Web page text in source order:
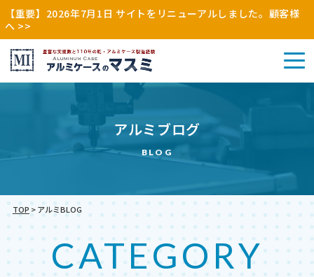
【重要】2026年7月1日 サイトをリニューアルしました。顧客様
へ >>
アル
ミケ
ース
（特
注）
その
（木
枠・
アルミブログ
BLOG
TOP >アルミBLOG
CATEGORY